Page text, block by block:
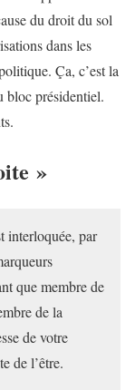
du droit du sol
dans les
Ça, c’est la
bloc présidentiel.
»
interloquée, par
que membre de
de la
de votre
de l’être.